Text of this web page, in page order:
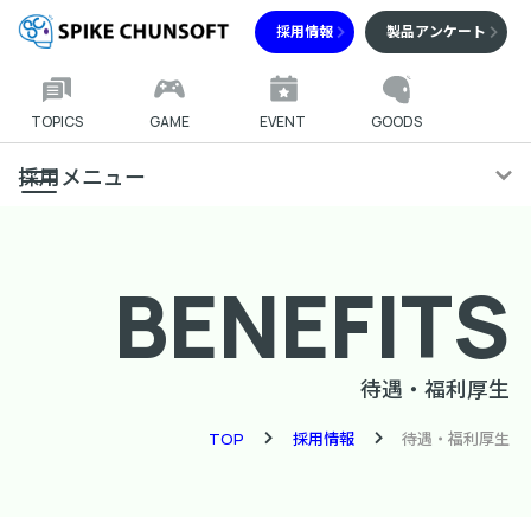
採用情報 製品アンケート
TOPICS GAME EVENT GOODS
採用メニュー
BENEFITS
待遇・福利厚生
TOP 採用情報 待遇・福利厚生